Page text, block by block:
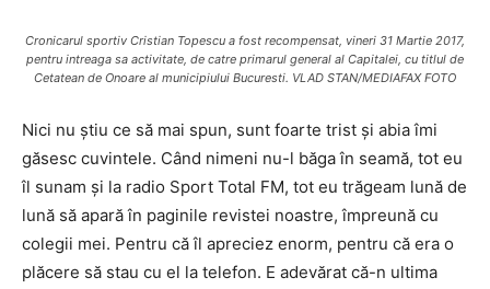
Cronicarul sportiv Cristian Topescu a fost recompensat, vineri 31 Martie 2017,
pentru intreaga sa activitate, de catre primarul general al Capitalei, cu titlul de
Cetatean de Onoare al municipiului Bucuresti. VLAD STAN/MEDIAFAX FOTO
Nici nu știu ce să mai spun, sunt foarte trist și abia îmi
găsesc cuvintele. Când nimeni nu-l băga în seamă, tot eu
îl sunam și la radio Sport Total FM, tot eu trăgeam lună de
lună să apară în paginile revistei noastre, împreună cu
colegii mei. Pentru că îl apreciez enorm, pentru că era o
plăcere să stau cu el la telefon. E adevărat că-n ultima